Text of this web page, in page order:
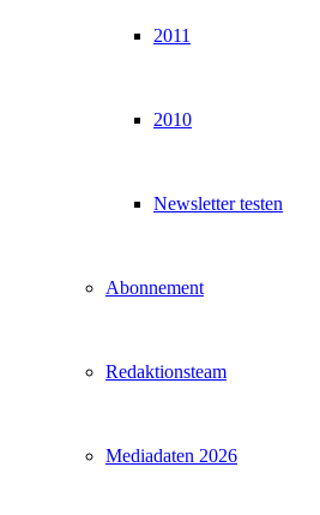
2011
2010
Newsletter testen
Abonnement
Redaktionsteam
Mediadaten 2026